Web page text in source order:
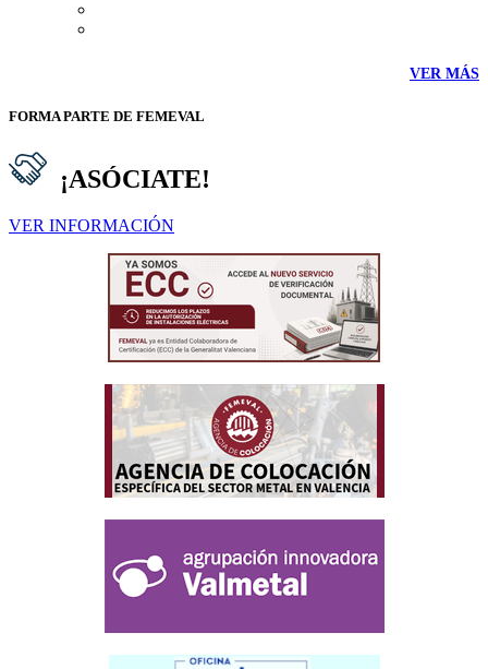
VER MÁS
FORMA PARTE DE FEMEVAL
¡ASÓCIATE!
VER INFORMACIÓN